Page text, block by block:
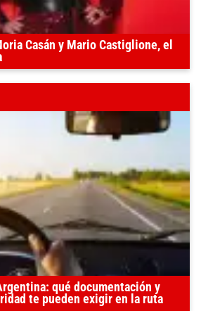
Casán y Mario Castiglione, el
qué documentación y
te pueden exigir en la ruta